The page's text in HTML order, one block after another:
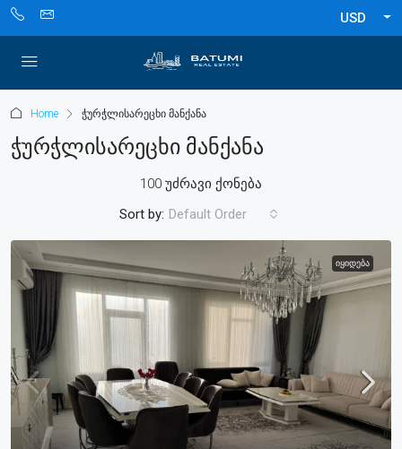
USD
Home ჭურჭლისარეცხი მანქანა
Ჭურჭლისარეცხი Მანქანა
100 უძრავი ქონება
Sort by: Default Order
ᲘᲧᲘᲓᲔᲑᲐ